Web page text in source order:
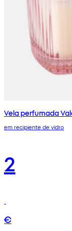
Vela perfumada
em recipiente de vidro
2
€